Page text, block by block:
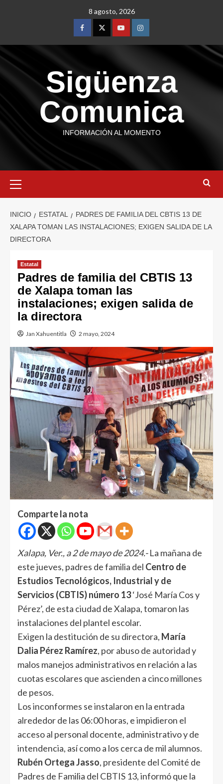
8 agosto, 2026
Sigüenza
Comunica
INFORMACIÓN AL MOMENTO
INICIO ESTATAL
PADRES DE FAMILIA DEL CBTIS 13 DE
XALAPA TOMAN LAS INSTALACIONES; EXIGEN SALIDA DE LA
DIRECTORA
Estatal
Padres de familia del CBTIS 13
de Xalapa toman las
instalaciones; exigen salida de
la directora
Jan Xahuentitla 2 mayo, 2024
Comparte la nota
Xalapa, Ver., a 2 de mayo de 2024.-La mañana de
este jueves, padres de familia del Centro de
Estudios Tecnológicos, Industrial y de
Servicios (CBTIS) número 13‘José María Cos y
Pérez’, de esta ciudad de Xalapa, tomaron las
instalaciones del plantel escolar.
Exigen la destitución de su directora, María
Dalia Pérez Ramírez, por abuso de autoridad y
malos manejos administrativos en relación a las
cuotas escolares que ascienden a cinco millones
de pesos.
Los inconformes se instalaron en la entrada
alrededor de las 06:00 horas, e impidieron el
acceso al personal docente, administrativo y de
intendencia, así como a los cerca de mil alumnos.
Rubén Ortega Jasso, presidente del Comité de
Padres de Familia del CBTIS 13, informó que la